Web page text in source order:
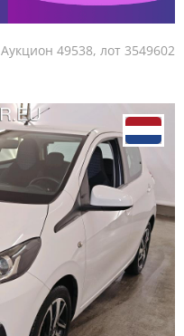
Аукцион 49538, лот 3549602